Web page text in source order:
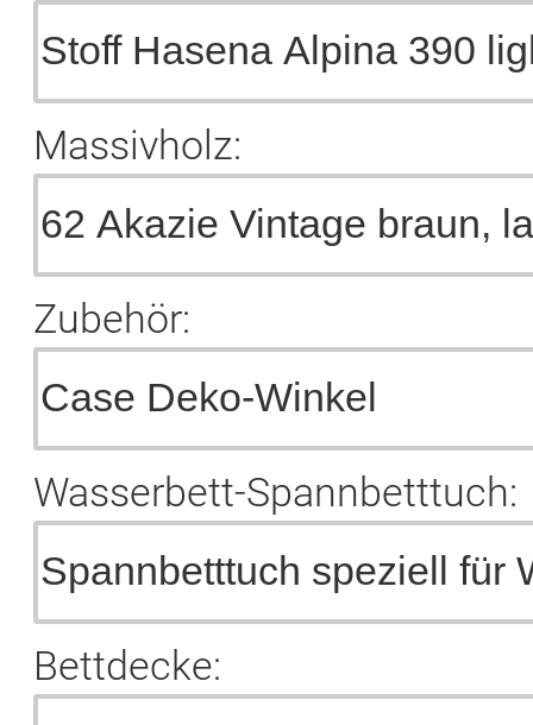
Massivholz:
Zubehör:
Wasserbett-Spannbetttuch:
Bettdecke: